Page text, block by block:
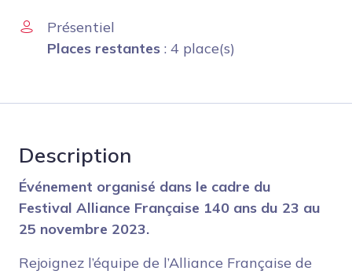
Présentiel
Places restantes : 4 place(s)
Description
Événement organisé dans le cadre du
Festival Alliance Française 140 ans du 23 au
25 novembre 2023.
Rejoignez l’équipe de l’Alliance Française de